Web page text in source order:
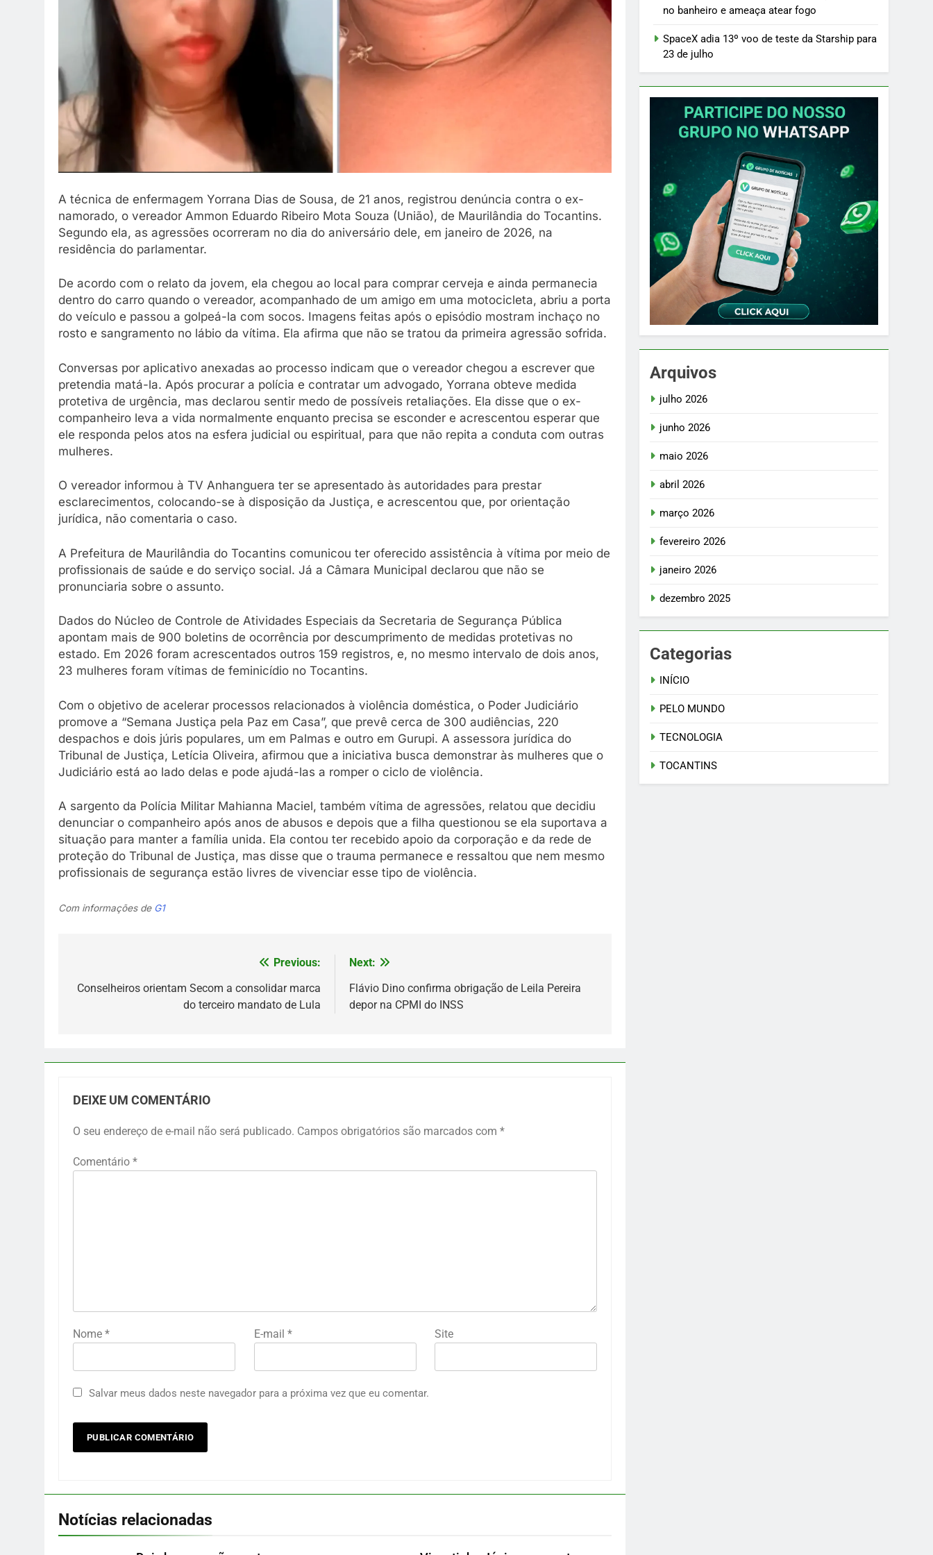
A técnica de enfermagem Yorrana Dias de Sousa, de 21 anos, registrou denúncia contra o ex-
namorado, o vereador Ammon Eduardo Ribeiro Mota Souza (União), de Maurilândia do Tocantins.
Segundo ela, as agressões ocorreram no dia do aniversário dele, em janeiro de 2026, na
residência do parlamentar.
De acordo com o relato da jovem, ela chegou ao local para comprar cerveja e ainda permanecia
dentro do carro quando o vereador, acompanhado de um amigo em uma motocicleta, abriu a porta
do veículo e passou a golpeá-la com socos. Imagens feitas após o episódio mostram inchaço no
rosto e sangramento no lábio da vítima. Ela afirma que não se tratou da primeira agressão sofrida.
Conversas por aplicativo anexadas ao processo indicam que o vereador chegou a escrever que
pretendia matá-la. Após procurar a polícia e contratar um advogado, Yorrana obteve medida
protetiva de urgência, mas declarou sentir medo de possíveis retaliações. Ela disse que o ex-
companheiro leva a vida normalmente enquanto precisa se esconder e acrescentou esperar que
ele responda pelos atos na esfera judicial ou espiritual, para que não repita a conduta com outras
mulheres.
O vereador informou à TV Anhanguera ter se apresentado às autoridades para prestar
esclarecimentos, colocando-se à disposição da Justiça, e acrescentou que, por orientação
jurídica, não comentaria o caso.
A Prefeitura de Maurilândia do Tocantins comunicou ter oferecido assistência à vítima por meio de
profissionais de saúde e do serviço social. Já a Câmara Municipal declarou que não se
pronunciaria sobre o assunto.
Dados do Núcleo de Controle de Atividades Especiais da Secretaria de Segurança Pública
apontam mais de 900 boletins de ocorrência por descumprimento de medidas protetivas no
estado. Em 2026 foram acrescentados outros 159 registros, e, no mesmo intervalo de dois anos,
23 mulheres foram vítimas de feminicídio no Tocantins.
Com o objetivo de acelerar processos relacionados à violência doméstica, o Poder Judiciário
promove a “Semana Justiça pela Paz em Casa”, que prevê cerca de 300 audiências, 220
despachos e dois júris populares, um em Palmas e outro em Gurupi. A assessora jurídica do
Tribunal de Justiça, Letícia Oliveira, afirmou que a iniciativa busca demonstrar às mulheres que o
Judiciário está ao lado delas e pode ajudá-las a romper o ciclo de violência.
A sargento da Polícia Militar Mahianna Maciel, também vítima de agressões, relatou que decidiu
denunciar o companheiro após anos de abusos e depois que a filha questionou se ela suportava a
situação para manter a família unida. Ela contou ter recebido apoio da corporação e da rede de
proteção do Tribunal de Justiça, mas disse que o trauma permanece e ressaltou que nem mesmo
profissionais de segurança estão livres de vivenciar esse tipo de violência.
Com informações de G1
de
Previous:
Conselheiros orientam Secom a consolidar marca
do terceiro mandato de Lula
Next:
Flávio Dino confirma obrigação de Leila Pereira
depor na CPMI do INSS
DEIXE UM COMENTÁRIO
O seu endereço de e-mail não será publicado. Campos obrigatórios são marcados com *
Comentário *
Nome * E-mail * Site
Salvar meus dados neste navegador para a próxima vez que eu comentar.
Notícias relacionadas
no banheiro e ameaça atear fogo
SpaceX adia 13º voo de teste da Starship para
23 de julho
Arquivos
julho 2026
junho 2026
maio 2026
abril 2026
março 2026
fevereiro 2026
janeiro 2026
dezembro 2025
Categorias
INÍCIO
PELO MUNDO
TECNOLOGIA
TOCANTINS